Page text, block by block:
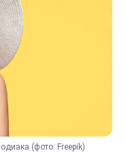
(фото: Freepik)